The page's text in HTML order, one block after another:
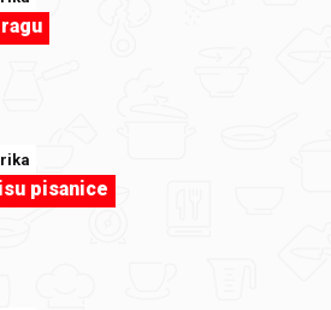
pisanice